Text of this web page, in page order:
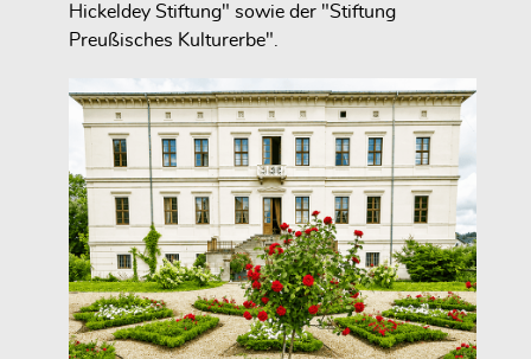
Hickeldey Stiftung" sowie der "Stiftung
Preußisches Kulturerbe".